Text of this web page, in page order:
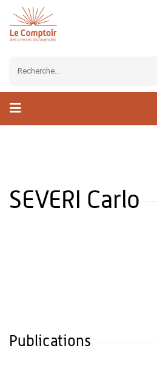
SEVERI Carlo
Publications